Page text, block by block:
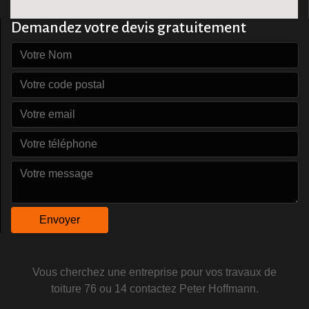
Demandez votre devis gratuitement
Vous cherchez une entreprise pour vos travaux de
toiture 76 ou 14 contactez Peter Hoffmann.